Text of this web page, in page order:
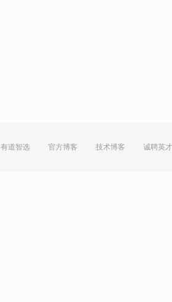
有道智选 官方博客 技术博客 诚聘英才